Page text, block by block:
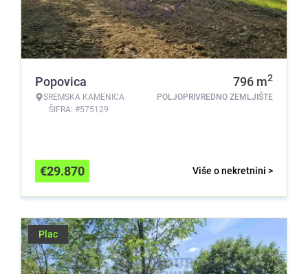
Popovica
SREMSKA KAMENICA
ŠIFRA: #575129
796 m2
POLJOPRIVREDNO ZEMLJIŠTE
Više o nekretnini >
€29.870
Plac